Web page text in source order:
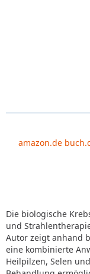
amazon.de
Die biologische
und
Autor zeigt anhand
eine kombinierte
Heilpilzen, Selen